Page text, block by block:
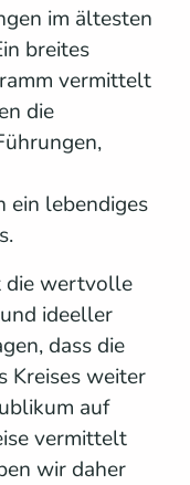
im ältesten
breites
vermittelt
die
ein lebendiges
die wertvolle
ideeller
dass die
Kreises weiter
auf
vermittelt
wir daher